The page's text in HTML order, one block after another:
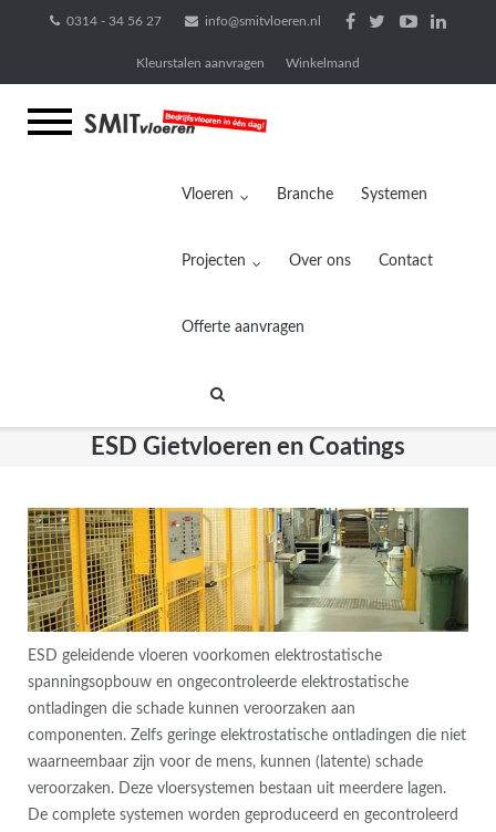
0314 - 34 56 27 info@smitvloeren.nl
Kleurstalen aanvragen Winkelmand
Vloeren Branche Systemen
Projecten Over ons Contact
Offerte aanvragen
ESD Gietvloeren en Coatings
ESD geleidende vloeren voorkomen elektrostatische
spanningsopbouw en ongecontroleerde elektrostatische
ontladingen die schade kunnen veroorzaken aan
componenten. Zelfs geringe elektrostatische ontladingen die niet
waarneembaar zijn voor de mens, kunnen (latente) schade
veroorzaken. Deze vloersystemen bestaan uit meerdere lagen.
De complete systemen worden geproduceerd en gecontroleerd